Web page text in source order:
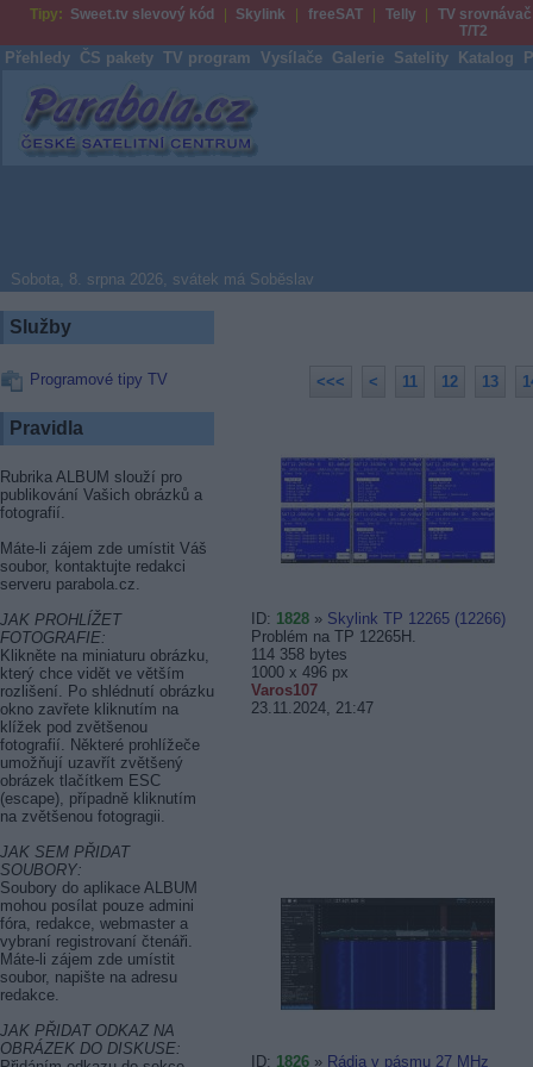
Tipy: Sweet.tv slevový kód Skylink freeSAT Telly
TV srovnávač
T/T2
Přehledy ČS pakety TV program Vysílače Galerie Satelity Katalog
Parabola.cz
Sobota, 8. srpna 2026, svátek má Soběslav
Služby
Programové tipy TV
Pravidla
Rubrika ALBUM slouží pro
publikování Vašich obrázků a
fotografií.
Máte-li zájem zde umístit Váš
soubor, kontaktujte redakci
serveru parabola.cz.
JAK PROHLÍŽET
FOTOGRAFIE:
Klikněte na miniaturu obrázku,
který chce vidět ve větším
rozlišení. Po shlédnutí obrázku
okno zavřete kliknutím na
klížek pod zvětšenou
fotografií. Některé prohlížeče
umožňují uzavřít zvětšený
obrázek tlačítkem ESC
(escape), případně kliknutím
na zvětšenou fotogragii.
JAK SEM PŘIDAT
SOUBORY:
Soubory do aplikace ALBUM
mohou posílat pouze admini
fóra, redakce, webmaster a
vybraní registrovaní čtenáři.
Máte-li zájem zde umístit
soubor, napište na adresu
redakce.
JAK PŘIDAT ODKAZ NA
OBRÁZEK DO DISKUSE:
<<< < 11 12 13
ID: 1828 » Skylink TP 12265 (12266)
Problém na TP 12265H.
114 358 bytes
1000 x 496 px
Varos107
23.11.2024, 21:47
ID: 1826 » Rádia v pásmu 27 MHz